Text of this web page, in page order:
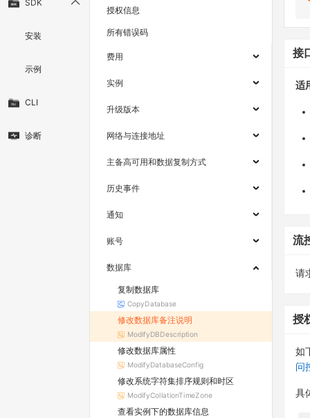
SDK
安装
示例
CLI
诊断
授权信息
所有错误码
费用
实例
升级版本
网络与连接地址
主备高可用和数据复制方式
历史事件
通知
账号
数据库
复制数据库
CopyDatabase
修改数据库备注说明
ModifyDBDescription
修改数据库属性
ModifyDatabaseConfig
修改系统字符集排序规则和时区
ModifyCollationTimeZone
查看实例下的数据库信息
接
适
流
请
授
如
问
具